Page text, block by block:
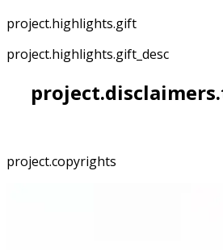
project.highlights.gift
project.highlights.gift_desc
project.copyrights